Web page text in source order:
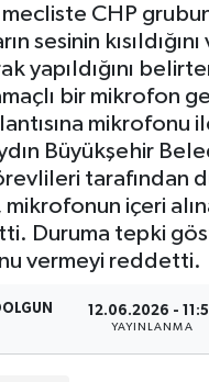
CHP
sesinin
yapıldığını
bir mikrofon
mikrofonu
Büyükşehir
tarafından
içeri
Duruma tepki
vermeyi reddetti.
12.06.2026 - 11:51
YAYINLANMA
Haberleri